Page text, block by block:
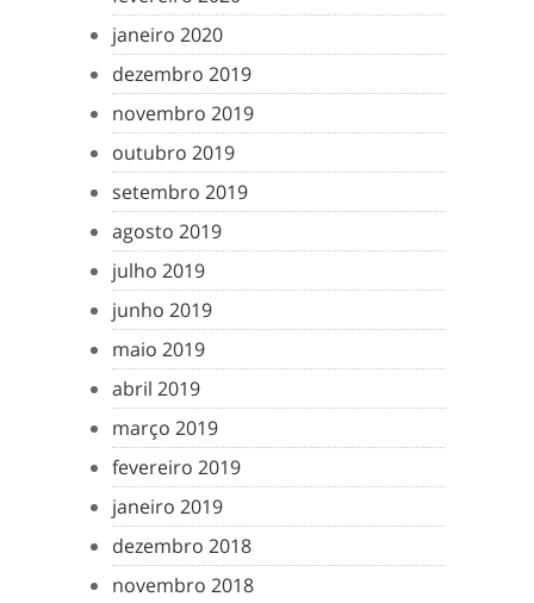
janeiro 2020
dezembro 2019
novembro 2019
outubro 2019
setembro 2019
agosto 2019
julho 2019
junho 2019
maio 2019
abril 2019
março 2019
fevereiro 2019
janeiro 2019
dezembro 2018
novembro 2018